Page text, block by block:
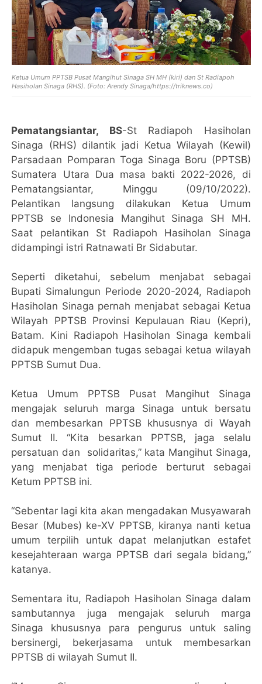
Ketua Umum PPTSB Pusat Mangihut Sinaga SH MH (kiri) dan St Radiapoh
Hasiholan Sinaga (RHS). (Foto: Arendy Sinaga/https://triknews.co)
Pematangsiantar, BS-St Radiapoh Hasiholan
Sinaga (RHS) dilantik jadi Ketua Wilayah (Kewil)
Parsadaan Pomparan Toga Sinaga Boru (PPTSB)
Sumatera Utara Dua masa bakti 2022-2026, di
Pematangsiantar, Minggu (09/10/2022).
Pelantikan langsung dilakukan Ketua Umum
PPTSB se Indonesia Mangihut Sinaga SH MH.
Saat pelantikan St Radiapoh Hasiholan Sinaga
didampingi istri Ratnawati Br Sidabutar.
Seperti diketahui, sebelum menjabat sebagai
Bupati Simalungun Periode 2020-2024, Radiapoh
Hasiholan Sinaga pernah menjabat sebagai Ketua
Wilayah PPTSB Provinsi Kepulauan Riau (Kepri),
Batam. Kini Radiapoh Hasiholan Sinaga kembali
didapuk mengemban tugas sebagai ketua wilayah
PPTSB Sumut Dua.
Ketua Umum PPTSB Pusat Mangihut Sinaga
mengajak seluruh marga Sinaga untuk bersatu
dan membesarkan PPTSB khususnya di Wayah
Sumut II. “Kita besarkan PPTSB, jaga selalu
persatuan dan solidaritas,” kata Mangihut Sinaga,
yang menjabat tiga periode berturut sebagai
Ketum PPTSB ini.
“Sebentar lagi kita akan mengadakan Musyawarah
Besar (Mubes) ke-XV PPTSB, kiranya nanti ketua
umum terpilih untuk dapat melanjutkan estafet
kesejahteraan warga PPTSB dari segala bidang,”
katanya.
Sementara itu, Radiapoh Hasiholan Sinaga dalam
sambutannya juga mengajak seluruh marga
Sinaga khususnya para pengurus untuk saling
bersinergi, bekerjasama untuk membesarkan
PPTSB di wilayah Sumut II.